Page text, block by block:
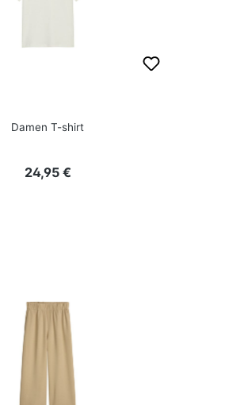
Damen T-shirt
Regulärer Preis:
24,95 €